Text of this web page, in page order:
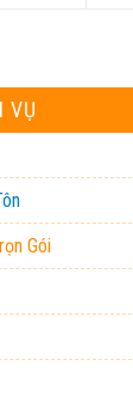
VỤ
Gói